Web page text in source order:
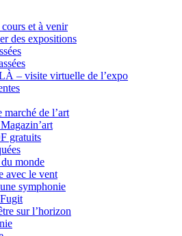
et à venir
des expositions
– visite virtuelle de l’expo
marché de l’art
gratuits
monde
avec le vent
symphonie
sur l’horizon